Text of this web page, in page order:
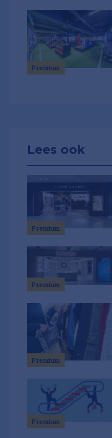
Premium
Lees ook
Premium
Premium
Premium
Premium